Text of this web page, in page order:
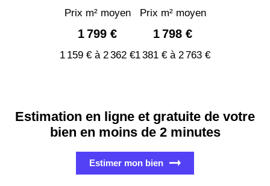
Prix m² moyen
1 799 €
1 159 € à 2 362 €
Prix m² moyen
1 798 €
1 381 € à 2 763 €
Estimation en ligne et gratuite de votre
bien en moins de 2 minutes
Estimer mon bien